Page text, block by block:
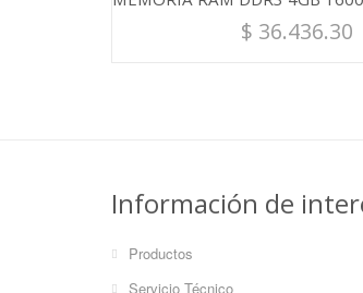
$ 36.436.30
Información de
Productos
Servicio Técnico